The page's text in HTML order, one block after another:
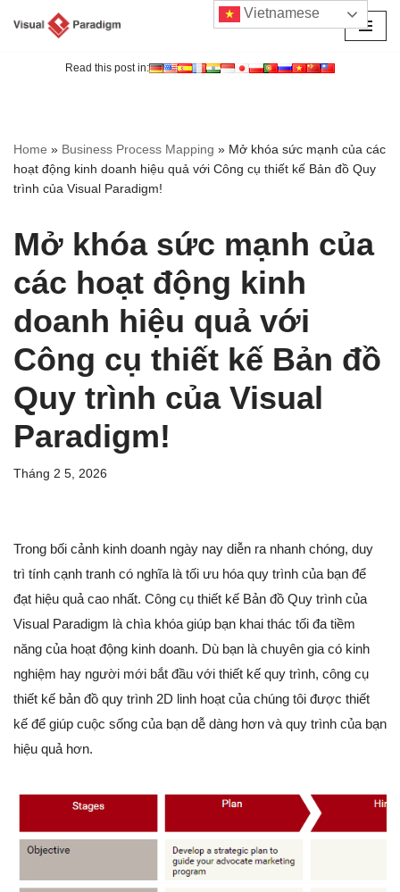
Read this post in:
Home » Business Process Mapping » Mở khóa sức mạnh của các
hoạt động kinh doanh hiệu quả với Công cụ thiết kế Bản đồ Quy
trình của Visual Paradigm!
Mở khóa sức mạnh của
các hoạt động kinh
doanh hiệu quả với
Công cụ thiết kế Bản đồ
Quy trình của Visual
Paradigm!
Tháng 2 5, 2026
Trong bối cảnh kinh doanh ngày nay diễn ra nhanh chóng, duy
trì tính cạnh tranh có nghĩa là tối ưu hóa quy trình của bạn để
đạt hiệu quả cao nhất. Công cụ thiết kế Bản đồ Quy trình của
Visual Paradigm là chìa khóa giúp bạn khai thác tối đa tiềm
năng của hoạt động kinh doanh. Dù bạn là chuyên gia có kinh
nghiệm hay người mới bắt đầu với thiết kế quy trình, công cụ
thiết kế bản đồ quy trình 2D linh hoạt của chúng tôi được thiết
kế để giúp cuộc sống của bạn dễ dàng hơn và quy trình của bạn
hiệu quả hơn.
Vietnamese